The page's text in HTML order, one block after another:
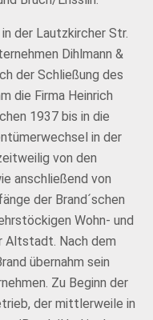
der Lautzkircher Str.
Dihlmann &
der Schließung des
die Firma Heinrich
1937 bis in die
in der
von den
anschließend von
der Brand´schen
Wohn- und
Altstadt. Nach dem
übernahm sein
Zu Beginn der
der mittlerweile in